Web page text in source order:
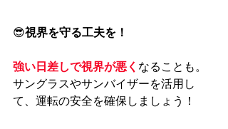
😎視界を守る工夫を！
強い日差しで視界が悪く なることも。
サングラスやサンバイザーを活用し
て、運転の安全を確保しましょう！